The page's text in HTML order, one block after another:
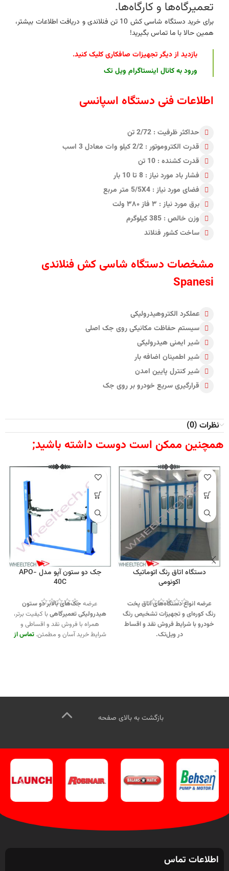
تعمیرگاه‌ها و کارگاه‌ها.
برای خرید دستگاه شاسی کش 10 تن فنلاندی و دریافت اطلاعات بیشتر،
همین حالا با ما تماس بگیرید!
بازدید از دیگر تجهیزات صافکاری کلیک کنید.
ورود به کانال اینستاگرام ویل تک
اطلاعات فنی دستگاه اسپانسی
حداکثر ظرفیت : 2/72 تن
قدرت الکتروموتور : 2/2 کیلو وات معادل 3 اسب
قدرت کشنده : 10 تن
فشار باد مورد نیاز : 8 تا 10 بار
فضای مورد نیاز : 5/5X4 متر مربع
برق مورد نیاز : ۳ فاز ۳۸۰ ولت
وزن خالص : 385 کیلوگرم
ساخت کشور فنلاند
مشخصات دستگاه شاسی کش فنلاندی
Spanesi
عملکرد الکتروهیدرولیکی
سیستم حفاظت مکانیکی روی جک اصلی
شیر ایمنی هیدرولیکی
شیر اطمینان اضافه بار
شیر کنترل پایین امدن
قرارگیری سریع خودرو بر روی جک
نظرات (0)
همچنین ممکن است دوست داشته باشید;
دستگاه اتاق رنگ اتوماتیک
اکونومی
عرضه انواع دستگاه‌های اتاق پخت
رنگ کوره‌ای و تجهیزات تشخیص رنگ
خودرو با شرایط فروش نقد و اقساط
در ویل‌تک.
جک دو ستون آپو مدل APO-
40C
عرضه جک‌های بالابر دو ستون
هیدرولیکی تعمیرگاهی با کیفیت برتر،
همراه با فروش نقد و اقساطی و
شرایط خرید آسان و مطمئن.تماس از
بازگشت به بالای صفحه
اطلاعات تماس